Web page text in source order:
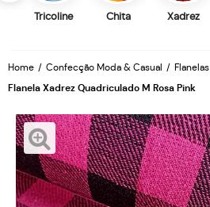
Tricoline Chita Xadrez
Home Confecção Moda & Casual Flanelas
Flanela Xadrez Quadriculado M Rosa Pink